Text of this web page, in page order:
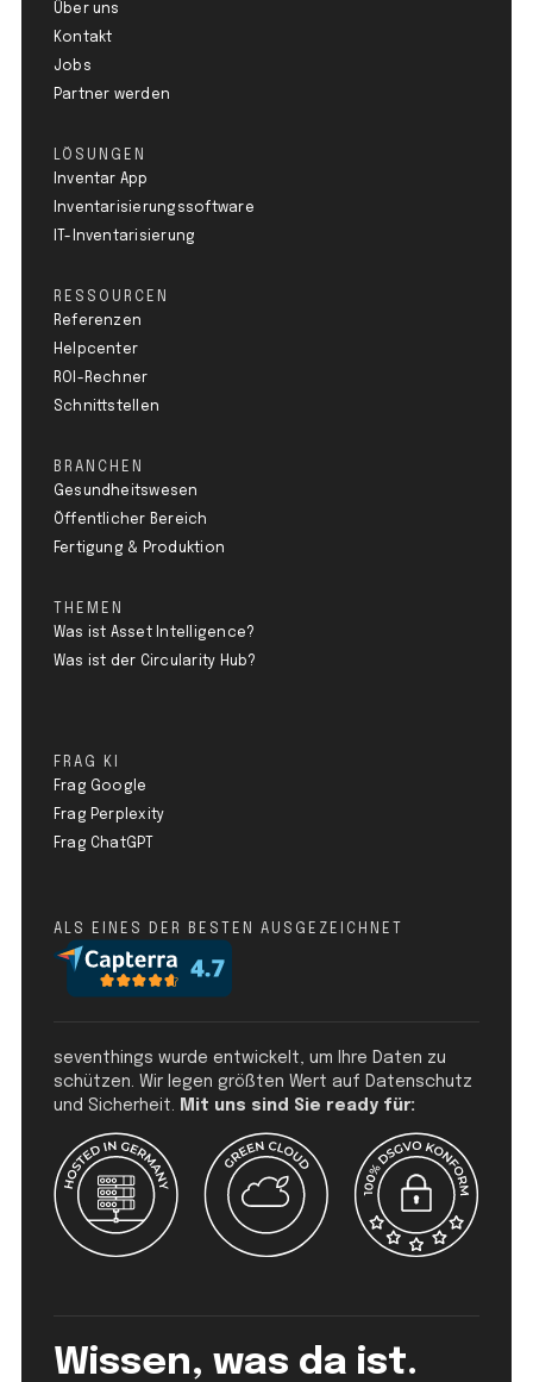
Über uns
Kontakt
Jobs
Partner werden
LÖSUNGEN
Inventar App
Inventarisierungssoftware
IT-Inventarisierung
RESSOURCEN
Referenzen
Helpcenter
ROI-Rechner
Schnittstellen
BRANCHEN
Gesundheitswesen
Öffentlicher Bereich
Fertigung & Produktion
THEMEN
Was ist Asset Intelligence?
Was ist der Circularity Hub?
FRAG KI
Frag Google
Frag Perplexity
Frag ChatGPT
ALS EINES DER BESTEN AUSGEZEICHNET
seventhings wurde entwickelt, um Ihre Daten zu
schützen. Wir legen größten Wert auf Datenschutz
und Sicherheit. Mit uns sind Sie ready für:
Wissen, was da ist.